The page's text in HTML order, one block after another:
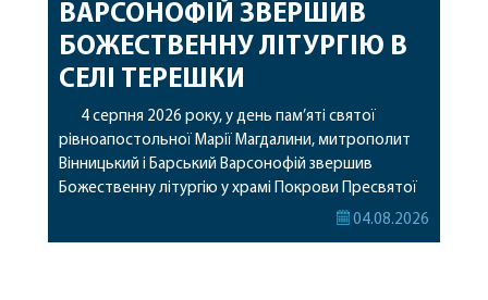
ВАРСОНОФІЙ ЗВЕРШИВ
БОЖЕСТВЕННУ ЛІТУРГІЮ В
СЕЛІ ТЕРЕШКИ
4 серпня 2026 року, у день пам’яті святої
рівноапостольної Марії Магдалини, митрополит
Вінницький і Барський Варсонофій звершив
Божественну літургію у храмі Покрови Пресвятої
Богородиці села Терешки Барського благочиння.
04.08.2026